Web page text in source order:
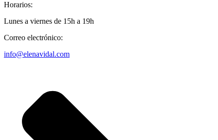
Horarios:
Lunes a viernes de 15h a 19h
Correo electrónico:
info@elenavidal.com